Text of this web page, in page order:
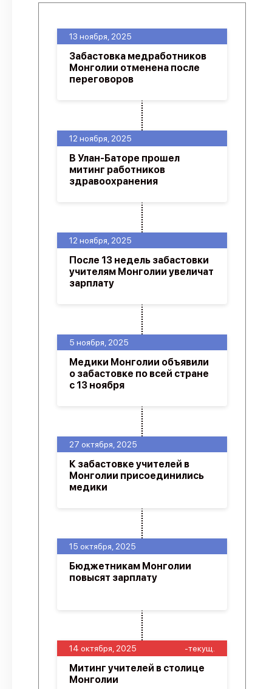
14 октября, 2025 -текущ.
Митинг учителей в столице
Монголии
15 октября, 2025
Бюджетникам Монголии
повысят зарплату
27 октября, 2025
К забастовке учителей в
Монголии присоединились
медики
5 ноября, 2025
Медики Монголии объявили
о забастовке по всей стране
с 13 ноября
12 ноября, 2025
После 13 недель забастовки
учителям Монголии увеличат
зарплату
12 ноября, 2025
В Улан-Баторе прошел
митинг работников
здравоохранения
13 ноября, 2025
Забастовка медработников
Монголии отменена после
переговоров